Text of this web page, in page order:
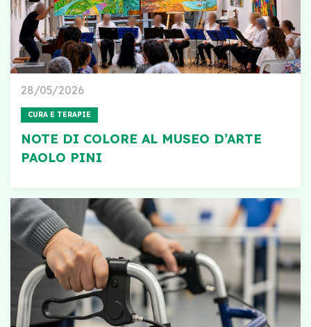
28/05/2026
CURA E TERAPIE
NOTE DI COLORE AL MUSEO D’ARTE
PAOLO PINI